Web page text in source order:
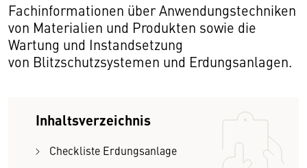
Fachinformationen über Anwendungstechniken
von Materialien und Produkten sowie die
Wartung und Instandsetzung
von Blitzschutzsystemen und Erdungsanlagen.
Inhaltsverzeichnis
Checkliste Erdungsanlage